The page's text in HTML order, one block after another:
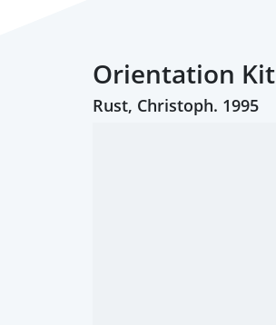
Orientation Kit
Rust, Christoph. 1995